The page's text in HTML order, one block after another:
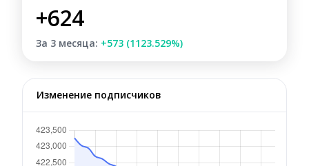
+624
За 3 месяца: +573 (1123.529%)
Изменение подписчиков